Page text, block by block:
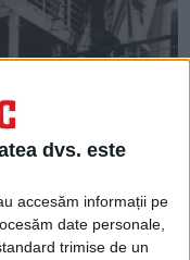
dvs. este
accesăm informații pe
date personale,
trimise de un